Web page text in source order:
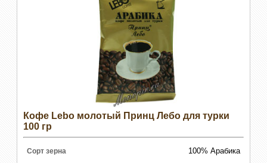
Кофе Lebo молотый Принц Лебо для турки
100 гр
Сорт зерна 100% Арабика